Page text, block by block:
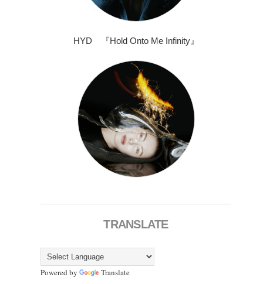
HYD 『Hold Onto Me Infinity』
TRANSLATE
Powered by Translate